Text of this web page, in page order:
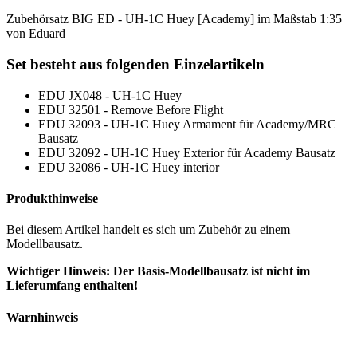
Zubehörsatz BIG ED - UH-1C Huey [Academy] im Maßstab 1:35
von Eduard
Set besteht aus folgenden Einzelartikeln
EDU JX048 - UH-1C Huey
EDU 32501 - Remove Before Flight
EDU 32093 - UH-1C Huey Armament für Academy/MRC
Bausatz
EDU 32092 - UH-1C Huey Exterior für Academy Bausatz
EDU 32086 - UH-1C Huey interior
Produkthinweise
Bei diesem Artikel handelt es sich um Zubehör zu einem
Modellbausatz.
Wichtiger Hinweis: Der Basis-Modellbausatz ist nicht im
Lieferumfang enthalten!
Warnhinweis